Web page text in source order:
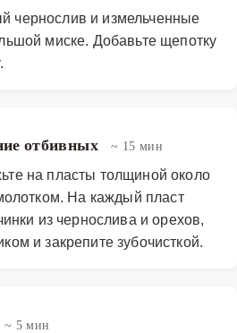
чернослив и измельченные
миске. Добавьте щепотку
отбивных ~ 15 мин
на пласты толщиной около
На каждый пласт
из чернослива и орехов,
и закрепите зубочисткой.
~ 5 мин